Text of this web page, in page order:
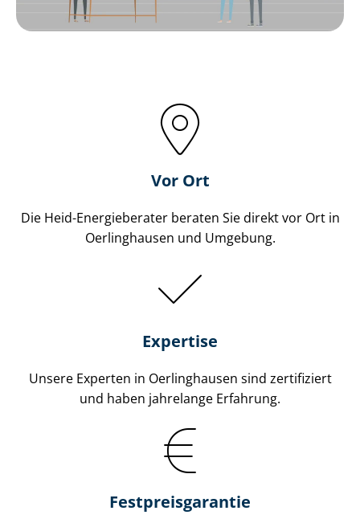
Vor Ort
Die Heid-Energieberater beraten Sie direkt vor Ort in
Oerlinghausen und Umgebung.
Expertise
Unsere Experten in Oerlinghausen sind zertifiziert
und haben jahrelange Erfahrung.
Fest­preis­ga­ran­tie